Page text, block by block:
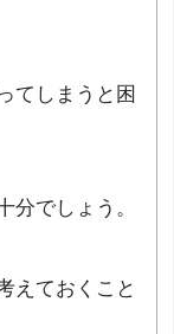
てしまうと困
分でしょう。
えておくこと